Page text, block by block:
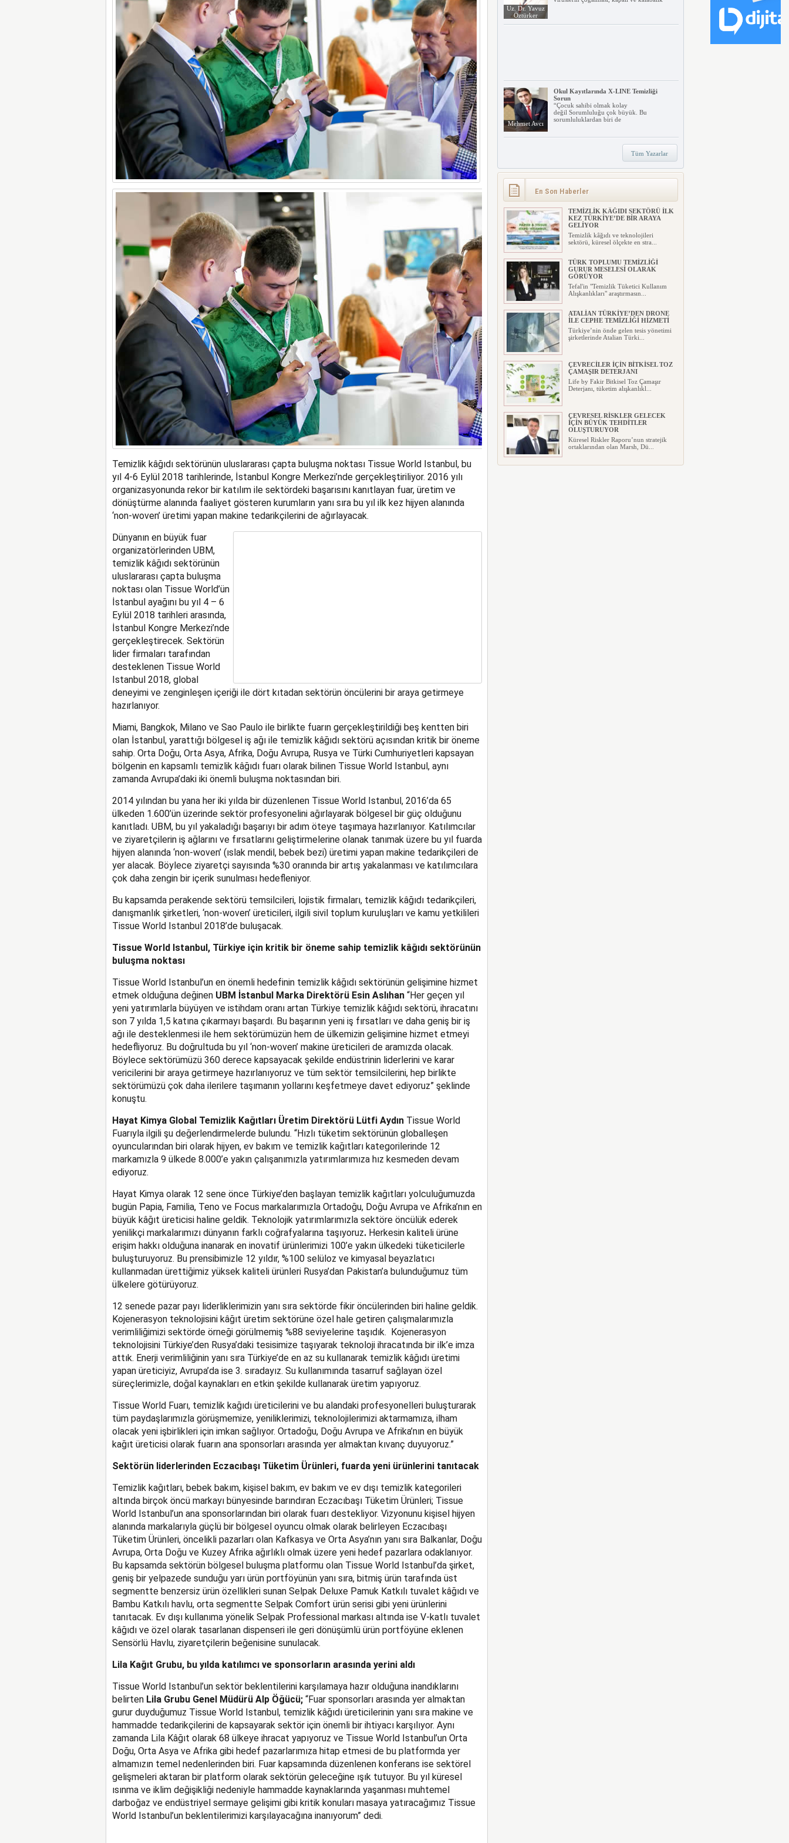
Temizlik kâğıdı sektörünün uluslararası çapta buluşma noktası Tissue World Istanbul, bu
yıl 4-6 Eylül 2018 tarihlerinde, İstanbul Kongre Merkezi’nde gerçekleştiriliyor. 2016 yılı
organizasyonunda rekor bir katılım ile sektördeki başarısını kanıtlayan fuar, üretim ve
dönüştürme alanında faaliyet gösteren kurumların yanı sıra bu yıl ilk kez hijyen alanında
‘non-woven’ üretimi yapan makine tedarikçilerini de ağırlayacak.
Dünyanın en büyük fuar
organizatörlerinden UBM,
temizlik kâğıdı sektörünün
uluslararası çapta buluşma
noktası olan Tissue World’ün
İstanbul ayağını bu yıl 4 – 6
Eylül 2018 tarihleri arasında,
İstanbul Kongre Merkezi’nde
gerçekleştirecek. Sektörün
lider firmaları tarafından
desteklenen Tissue World
Istanbul 2018, global
deneyimi ve zenginleşen içeriği ile dört kıtadan sektörün öncülerini bir araya getirmeye
hazırlanıyor.
Miami, Bangkok, Milano ve Sao Paulo ile birlikte fuarın gerçekleştirildiği beş kentten biri
olan İstanbul, yarattığı bölgesel iş ağı ile temizlik kâğıdı sektörü açısından kritik bir öneme
sahip. Orta Doğu, Orta Asya, Afrika, Doğu Avrupa, Rusya ve Türki Cumhuriyetleri kapsayan
bölgenin en kapsamlı temizlik kâğıdı fuarı olarak bilinen Tissue World Istanbul, aynı
zamanda Avrupa’daki iki önemli buluşma noktasından biri.
2014 yılından bu yana her iki yılda bir düzenlenen Tissue World Istanbul, 2016’da 65
ülkeden 1.600’ün üzerinde sektör profesyonelini ağırlayarak bölgesel bir güç olduğunu
kanıtladı. UBM, bu yıl yakaladığı başarıyı bir adım öteye taşımaya hazırlanıyor. Katılımcılar
ve ziyaretçilerin iş ağlarını ve fırsatlarını geliştirmelerine olanak tanımak üzere bu yıl fuarda
hijyen alanında ‘non-woven’ (ıslak mendil, bebek bezi) üretimi yapan makine tedarikçileri de
yer alacak. Böylece ziyaretçi sayısında %30 oranında bir artış yakalanması ve katılımcılara
çok daha zengin bir içerik sunulması hedefleniyor.
Bu kapsamda perakende sektörü temsilcileri, lojistik firmaları, temizlik kâğıdı tedarikçileri,
danışmanlık şirketleri, ‘non-woven’ üreticileri, ilgili sivil toplum kuruluşları ve kamu yetkilileri
Tissue World Istanbul 2018’de buluşacak.
Tissue World Istanbul, Türkiye için kritik bir öneme sahip temizlik kâğıdı sektörünün
buluşma noktası
Tissue World Istanbul’un en önemli hedefinin temizlik kâğıdı sektörünün gelişimine hizmet
etmek olduğuna değinen UBM İstanbul Marka Direktörü Esin Aslıhan“Her geçen yıl
yeni yatırımlarla büyüyen ve istihdam oranı artan Türkiye temizlik kâğıdı sektörü, ihracatını
son 7 yılda 1,5 katına çıkarmayı başardı. Bu başarının yeni iş fırsatları ve daha geniş bir iş
ağı ile desteklenmesi ile hem sektörümüzün hem de ülkemizin gelişimine hizmet etmeyi
hedefliyoruz. Bu doğrultuda bu yıl ‘non-woven’ makine üreticileri de aramızda olacak.
Böylece sektörümüzü 360 derece kapsayacak şekilde endüstrinin liderlerini ve karar
vericilerini bir araya getirmeye hazırlanıyoruz ve tüm sektör temsilcilerini, hep birlikte
sektörümüzü çok daha ilerilere taşımanın yollarını keşfetmeye davet ediyoruz” şeklinde
konuştu.
Hayat Kimya Global Temizlik Kağıtları Üretim Direktörü Lütfi AydınTissue World
Fuarıyla ilgili şu değerlendirmelerde bulundu. “Hızlı tüketim sektörünün globalleşen
oyuncularından biri olarak hijyen, ev bakım ve temizlik kağıtları kategorilerinde 12
markamızla 9 ülkede 8.000’e yakın çalışanımızla yatırımlarımıza hız kesmeden devam
ediyoruz.
Hayat Kimya olarak 12 sene önce Türkiye’den başlayan temizlik kağıtları yolculuğumuzda
bugün Papia, Familia, Teno ve Focus markalarımızla Ortadoğu, Doğu Avrupa ve Afrika’nın en
büyük kâğıt üreticisi haline geldik. Teknolojik yatırımlarımızla sektöre öncülük ederek
yenilikçi markalarımızı dünyanın farklı coğrafyalarına taşıyoruz. Herkesin kaliteli ürüne
erişim hakkı olduğuna inanarak en inovatif ürünlerimizi 100’e yakın ülkedeki tüketicilerle
buluşturuyoruz. Bu prensibimizle 12 yıldır, %100 selüloz ve kimyasal beyazlatıcı
kullanmadan ürettiğimiz yüksek kaliteli ürünleri Rusya’dan Pakistan’a bulunduğumuz tüm
ülkelere götürüyoruz.
12 senede pazar payı liderliklerimizin yanı sıra sektörde fikir öncülerinden biri haline geldik.
Kojenerasyon teknolojisini kâğıt üretim sektörüne özel hale getiren çalışmalarımızla
verimliliğimizi sektörde örneği görülmemiş %88 seviyelerine taşıdık. Kojenerasyon
teknolojisini Türkiye’den Rusya’daki tesisimize taşıyarak teknoloji ihracatında bir ilk’e imza
attık. Enerji verimliliğinin yanı sıra Türkiye’de en az su kullanarak temizlik kâğıdı üretimi
yapan üreticiyiz, Avrupa’da ise 3. sıradayız. Su kullanımında tasarruf sağlayan özel
süreçlerimizle, doğal kaynakları en etkin şekilde kullanarak üretim yapıyoruz.
Tissue World Fuarı, temizlik kağıdı üreticilerini ve bu alandaki profesyonelleri buluşturarak
tüm paydaşlarımızla görüşmemize, yeniliklerimizi, teknolojilerimizi aktarmamıza, ilham
olacak yeni işbirlikleri için imkan sağlıyor. Ortadoğu, Doğu Avrupa ve Afrika’nın en büyük
kağıt üreticisi olarak fuarın ana sponsorları arasında yer almaktan kıvanç duyuyoruz.”
Sektörün liderlerinden Eczacıbaşı Tüketim Ürünleri, fuarda yeni ürünlerini tanıtacak
Temizlik kağıtları, bebek bakım, kişisel bakım, ev bakım ve ev dışı temizlik kategorileri
altında birçok öncü markayı bünyesinde barındıran Eczacıbaşı Tüketim Ürünleri; Tissue
World Istanbul’un ana sponsorlarından biri olarak fuarı destekliyor. Vizyonunu kişisel hijyen
alanında markalarıyla güçlü bir bölgesel oyuncu olmak olarak belirleyen Eczacıbaşı
Tüketim Ürünleri, öncelikli pazarları olan Kafkasya ve Orta Asya’nın yanı sıra Balkanlar, Doğu
Avrupa, Orta Doğu ve Kuzey Afrika ağırlıklı olmak üzere yeni hedef pazarlara odaklanıyor.
Bu kapsamda sektörün bölgesel buluşma platformu olan Tissue World Istanbul’da şirket,
geniş bir yelpazede sunduğu yarı ürün portföyünün yanı sıra, bitmiş ürün tarafında üst
segmentte benzersiz ürün özellikleri sunan Selpak Deluxe Pamuk Katkılı tuvalet kâğıdı ve
Bambu Katkılı havlu, orta segmentte Selpak Comfort ürün serisi gibi yeni ürünlerini
tanıtacak. Ev dışı kullanıma yönelik Selpak Professional markası altında ise V-katlı tuvalet
kâğıdı ve özel olarak tasarlanan dispenseri ile geri dönüşümlü ürün portföyüne eklenen
Sensörlü Havlu, ziyaretçilerin beğenisine sunulacak.
Lila Kağıt Grubu, bu yılda katılımcı ve sponsorların arasında yerini aldı
Tissue World Istanbul’un sektör beklentilerini karşılamaya hazır olduğuna inandıklarını
belirten Lila Grubu Genel Müdürü Alp Öğücü; “Fuar sponsorları arasında yer almaktan
gurur duyduğumuz Tissue World Istanbul, temizlik kâğıdı üreticilerinin yanı sıra makine ve
hammadde tedarikçilerini de kapsayarak sektör için önemli bir ihtiyacı karşılıyor. Aynı
zamanda Lila Kâğıt olarak 68 ülkeye ihracat yapıyoruz ve Tissue World Istanbul’un Orta
Doğu, Orta Asya ve Afrika gibi hedef pazarlarımıza hitap etmesi de bu platformda yer
almamızın temel nedenlerinden biri. Fuar kapsamında düzenlenen konferans ise sektörel
gelişmeleri aktaran bir platform olarak sektörün geleceğine ışık tutuyor. Bu yıl küresel
ısınma ve iklim değişikliği nedeniyle hammadde kaynaklarında yaşanması muhtemel
darboğaz ve endüstriyel sermaye gelişimi gibi kritik konuları masaya yatıracağımız Tissue
World Istanbul’un beklentilerimizi karşılayacağına inanıyorum” dedi.
Uz. Dr. Yavuz
Öztürker
Mehmet Avcı
Okul Kayıtlarında X-LINE Temizliği
Sorun
“Çocuk sahibi olmak kolay
değil Sorumluluğu çok büyük. Bu
sorumluluklardan biri de
Tüm Yazarlar
En Son Haberler
SÜRDÜRÜLEBİLİRLİKTE YENİ
ŞEFFAFLIK YAKLAŞIMI: FOCUS4
hedeflerine ulaşmalarını kol...
TEMİZLİK KÂĞIDI SEKTÖRÜ İLK
KEZ TÜRKİYE’DE BİR ARAYA
GELİYOR
Temizlik kâğıdı ve teknolojileri
sektörü, küresel ölçekte en stra...
TÜRK TOPLUMU TEMİZLİĞİ
GURUR MESELESİ OLARAK
GÖRÜYOR
Tefal'in "Temizlik Tüketici Kullanım
Alışkanlıkları" araştırmasın...
ATALİAN TÜRKİYE’DEN DRONE
İLE CEPHE TEMİZLİĞİ HİZMETİ
Türkiye’nin önde gelen tesis yönetimi
şirketlerinde Atalian Türki...
ÇEVRECİLER İÇİN BİTKİSEL TOZ
ÇAMAŞIR DETERJANI
Life by Fakir Bitkisel Toz Çamaşır
Deterjanı, tüketim alışkanlıkl...
ÇEVRESEL RİSKLER GELECEK
İÇİN BÜYÜK TEHDİTLER
OLUŞTURUYOR
Küresel Riskler Raporu’nun stratejik
ortaklarından olan Marsh, Dü...
TESİS YÖNETİM SEKTÖRÜ